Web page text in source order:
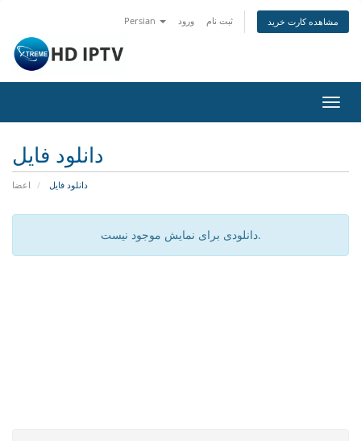
Persian ورود ثبت نام مشاهده کارت خرید
تغییر
دانلود فایل
اعضا دانلود فایل
دانلودی برای نمایش موجود نیست.